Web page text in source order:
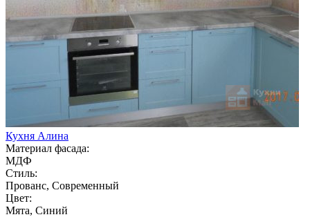
Кухня Алина
Материал фасада:
МДФ
Стиль:
Прованс, Современный
Цвет:
Мята, Синий